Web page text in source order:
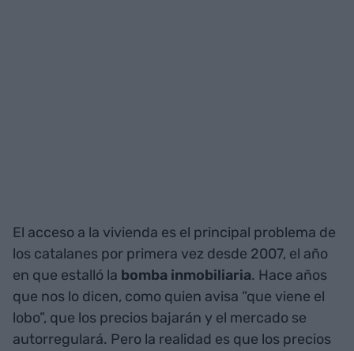
El acceso a la vivienda es el principal problema de
los catalanes por primera vez desde 2007, el año
en que estalló la bomba inmobiliaria. Hace años
que nos lo dicen, como quien avisa “que viene el
lobo”, que los precios bajarán y el mercado se
autorregulará. Pero la realidad es que los precios